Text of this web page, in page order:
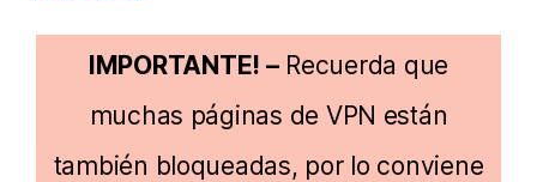
IMPORTANTE! –Recuerda que
muchas páginas de VPN están
también bloqueadas, por lo conviene